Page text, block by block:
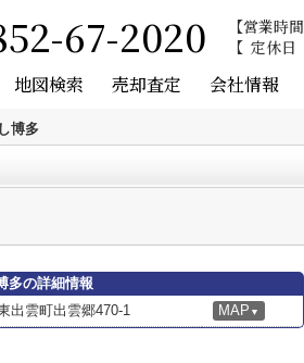
67-2020 営業時間
定休日
地図検索 売却査定 会社情報
博多
多の詳細情報
出雲町出雲郷470-1 MAP ▼